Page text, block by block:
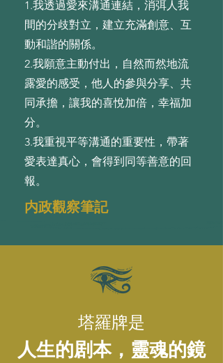
1.我透過愛來溝通連結，消弭⼈我
間的分歧對⽴，建⽴充滿創意、互
動和諧的關係。
2.我願意主動付出，⾃然⽽然地流
露愛的感受，他⼈的參與分享、共
同承擔，讓我的喜悅加倍，幸福加
分。
3.我重視平等溝通的重要性，帶著
愛表達真⼼，會得到同等善意的回
報。
内政觀察筆記
塔羅牌是
人生的剧本，靈魂的鏡